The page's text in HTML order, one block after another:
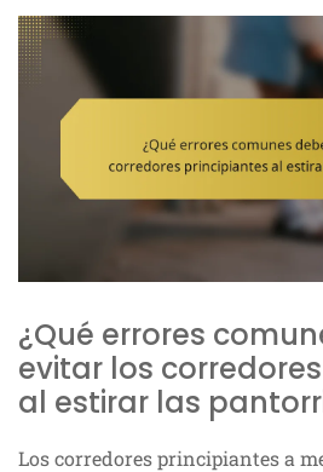
¿Qué errores
evitar los
al estirar las
Los corredores principiantes a